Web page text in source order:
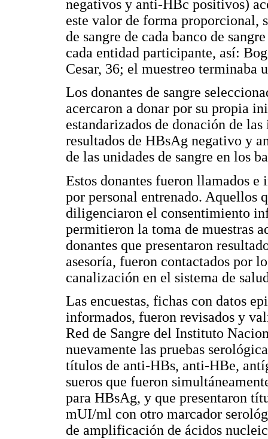
negativos y anti-HBc positivos)
este valor de forma proporcional,
de sangre de cada banco de
cada entidad participante, así:
Cesar, 36; el muestreo terminaba
Los donantes de sangre
acercaron a donar por su propia
estandarizados de donación de
resultados de HBsAg negativo y
de las unidades de sangre en los
Estos donantes fueron llamados
por personal entrenado. Aquellos
diligenciaron el consentimiento
permitieron la toma de muestras
donantes que presentaron
asesoría, fueron contactados por
canalización en el sistema de
Las encuestas, fichas con datos
informados, fueron revisados y
Red de Sangre del Instituto
nuevamente las pruebas
títulos de anti-HBs, anti-HBe,
sueros que fueron
para HBsAg, y que presentaron
mUI/ml con otro marcador
de amplificación de ácidos